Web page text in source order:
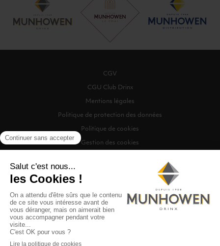
CGV
CGU Club Drinx
Mentions légales
Politique de protection des données
Politique de cookies
Gestion des cookies
©2026 Munhowen Drinx / Tous droits réservés
Digitalised by